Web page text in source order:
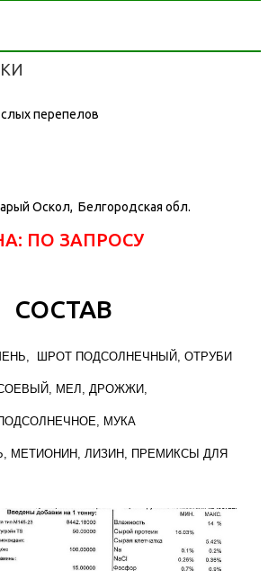
перепелов
Оскол, Белгородская обл.
ПО ЗАПРОСУ
СОСТАВ
ШРОТ ПОДСОЛНЕЧНЫЙ, ОТРУБИ
МЕЛ, ДРОЖЖИ,
МУКА
МЕТИОНИН, ЛИЗИН, ПРЕМИКСЫ ДЛЯ